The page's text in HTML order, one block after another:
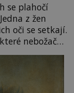
se plahočí
z žen
oči se setkají.
nebožačku
jako
(1911–
zná každý,